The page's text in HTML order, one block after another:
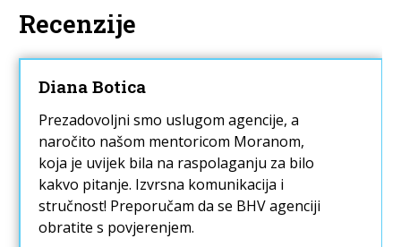
Recenzije
Diana Botica
Prezadovoljni smo uslugom agencije, a
naročito našom mentoricom Moranom,
koja je uvijek bila na raspolaganju za bilo
kakvo pitanje. Izvrsna komunikacija i
stručnost! Preporučam da se BHV agenciji
obratite s povjerenjem.